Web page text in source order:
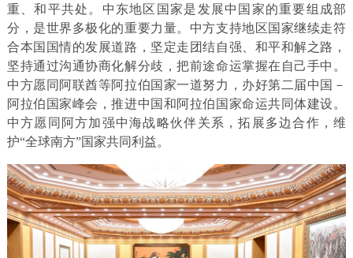
重、和平共处。中东地区国家是发展中国家的重要组成部
分，是世界多极化的重要力量。中方支持地区国家继续走符
合本国国情的发展道路，坚定走团结自强、和平和解之路，
坚持通过沟通协商化解分歧，把前途命运掌握在自己手中。
中方愿同阿联酋等阿拉伯国家一道努力，办好第二届中国－
阿拉伯国家峰会，推进中国和阿拉伯国家命运共同体建设。
中方愿同阿方加强中海战略伙伴关系，拓展多边合作，维
护“全球南方”国家共同利益。